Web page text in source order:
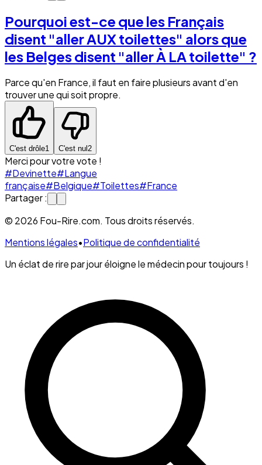
Pourquoi est-ce que les Français
disent "aller AUX toilettes" alors que
les Belges disent "aller À LA toilette" ?
Parce qu'en France, il faut en faire plusieurs avant d'en
trouver une qui soit propre.
C'est drôle1 C'est nul 2
Merci pour votre vote !
#Devinette#Langue
française#Belgique#Toilettes#France
Partager :
© 2026 Fou-Rire.com. Tous droits réservés.
Mentions légales•Politique de confidentialité
Un éclat de rire par jour éloigne le médecin pour toujours !